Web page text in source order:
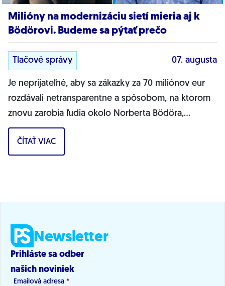
Milióny na modernizáciu sietí mieria aj k
Bödörovi. Budeme sa pýtať prečo
Tlačové správy 07. augusta
Je neprijateľné, aby sa zákazky za 70 miliónov eur
rozdávali netransparentne a spôsobom, na ktorom
znovu zarobia ľudia okolo Norberta Bödöra,
povedal podpredseda Progresívneho Slovenska a...
ČÍTAŤ VIAC
Newsletter
Prihláste sa odber
našich noviniek
Emailová adresa *